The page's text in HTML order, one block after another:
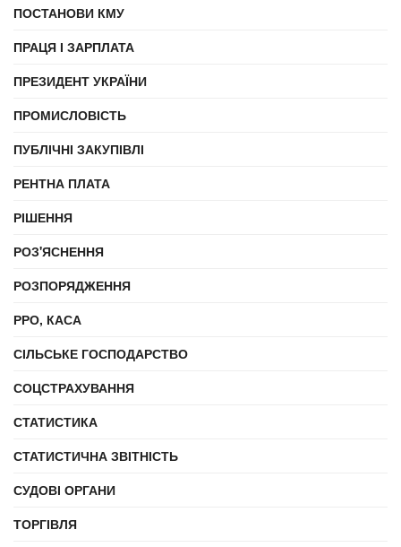
ПОСТАНОВИ КМУ
ПРАЦЯ І ЗАРПЛАТА
ПРЕЗИДЕНТ УКРАЇНИ
ПРОМИСЛОВІСТЬ
ПУБЛІЧНІ ЗАКУПІВЛІ
РЕНТНА ПЛАТА
РІШЕННЯ
РОЗ'ЯСНЕННЯ
РОЗПОРЯДЖЕННЯ
РРО, КАСА
СІЛЬСЬКЕ ГОСПОДАРСТВО
СОЦСТРАХУВАННЯ
СТАТИСТИКА
СТАТИСТИЧНА ЗВІТНІСТЬ
СУДОВІ ОРГАНИ
ТОРГІВЛЯ